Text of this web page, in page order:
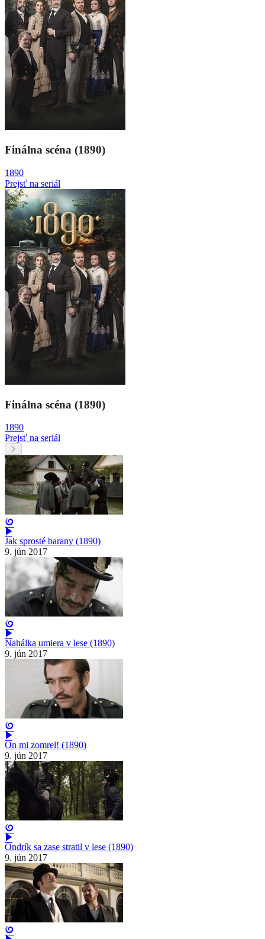
Finálna scéna (1890)
1890
Prejsť na seriál
Finálna scéna (1890)
1890
Prejsť na seriál
Jak sprosté barany (1890)
9. jún 2017
Nahálka umiera v lese (1890)
9. jún 2017
On mi zomrel! (1890)
9. jún 2017
Ondrík sa zase stratil v lese (1890)
9. jún 2017